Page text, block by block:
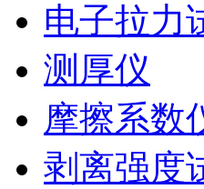
电子拉力
测厚仪
摩擦系数
剥离强度